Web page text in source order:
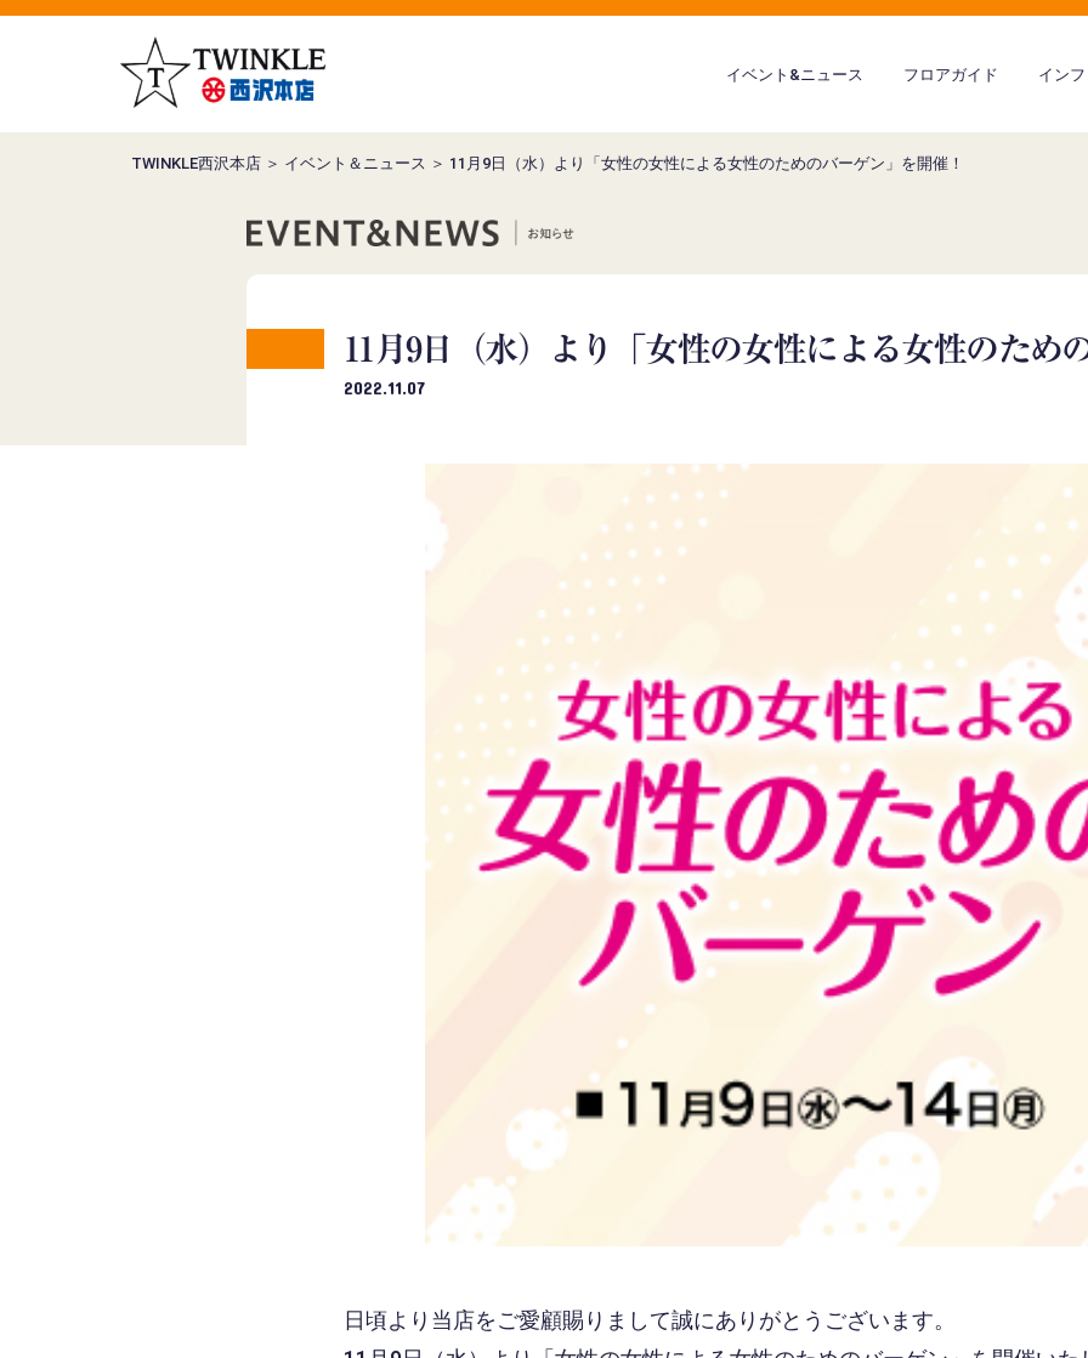
イベント&ニュース フロアガイド イン
TWINKLE西沢本店 ＞ イベント＆ニュース ＞ 11月9日（水）より「女性の女性による女性のためのバーゲン」を開催！
11月9日（水）より「女性の女性による女性のため
2022.11.07
日頃より当店をご愛顧賜りまして誠にありがとうございます。